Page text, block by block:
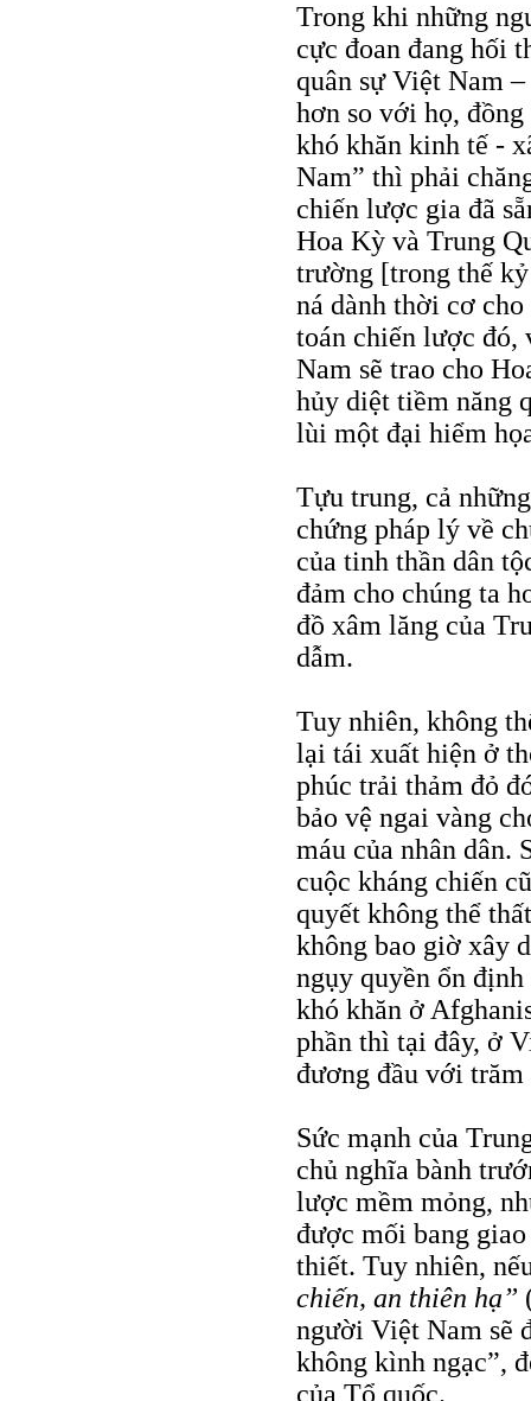
Trong khi những
cực đoan đang hối
quân sự Việt Nam
hơn so với họ,
khó khăn kinh tế -
Nam” thì phải
chiến lược gia đã
Hoa Kỳ và Trung
trường [trong thế
ná dành thời cơ
toán chiến lược đó,
Nam sẽ trao cho
hủy diệt tiềm năng
lùi một đại hiểm
Tựu trung, cả
chứng pháp lý về
của tinh thần dân
đảm cho chúng ta
đồ xâm lăng của
dẫm.
Tuy nhiên, không
lại tái xuất hiện ở
phúc trải thảm đỏ
bảo vệ ngai vàng
máu của nhân dân.
cuộc kháng chiến
quyết không thể
không bao giờ xây
ngụy quyền ổn
khó khăn ở
phần thì tại đây, ở
đương đầu với
Sức mạnh của
chủ nghĩa bành
lược mềm mỏng,
được mối bang
thiết. Tuy nhiên,
chiến, an thiên hạ”
người Việt Nam sẽ
không kình ngạc”,
của Tổ quốc.